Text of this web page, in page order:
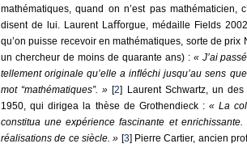
mathématiques, quand on n’est pas mathématicien,
disent de lui. Laurent Laﬀorgue, médaille Fields
qu’on puisse recevoir en mathématiques, sorte de
un chercheur de moins de quarante ans) :« J’ai
tellement originale qu’elle a inﬂéchi jusqu’au sens
mot “mathématiques”. » [2] Laurent Schwartz, un
1950, qui dirigea la thèse de Grothendieck : « La
constitua une expérience fascinante et enrichissante.
réalisations de ce siècle. » [3] Pierre Cartier, ancien